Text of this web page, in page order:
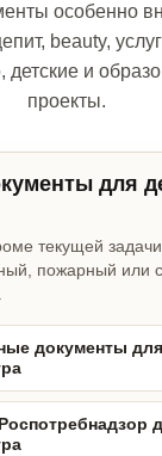
особенно
beauty,
детские и
проекты.
для
текущей
пожарный или
документы для